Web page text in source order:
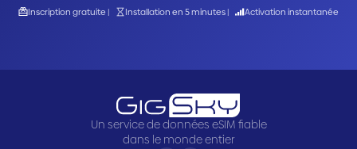
Inscription gratuite | Installation en 5 minutes | Activation instantanée
Un service de données eSIM fiable
dans le monde entier